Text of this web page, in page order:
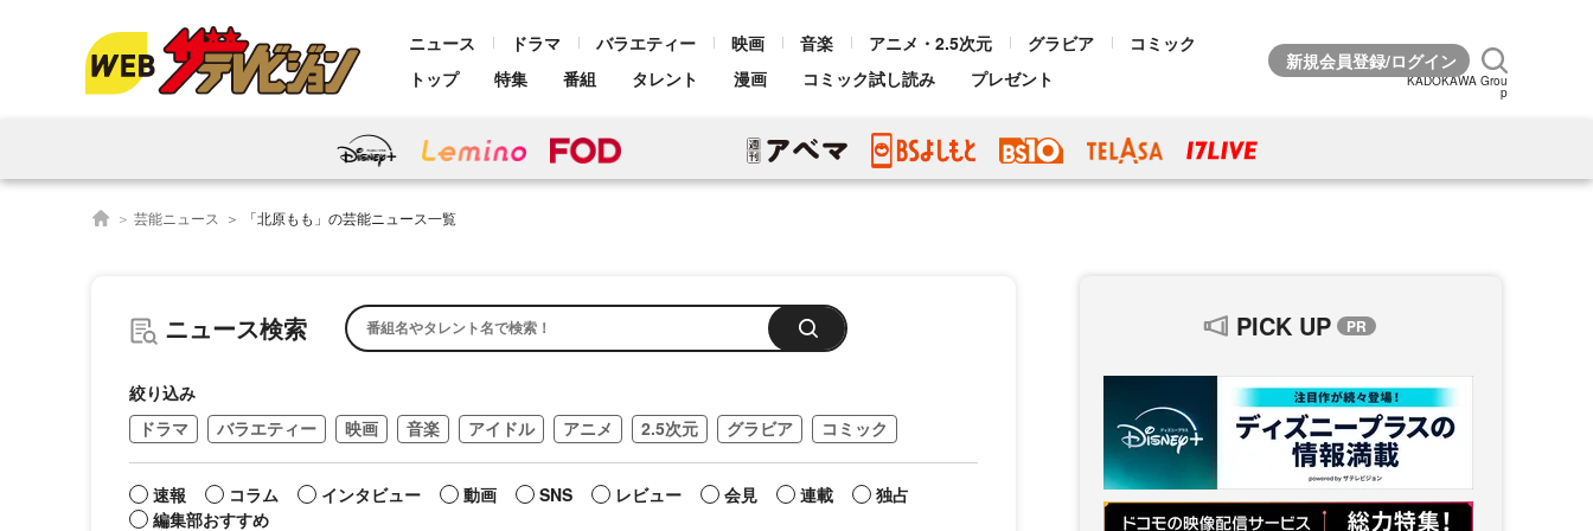
ニュース ドラマ バラエティー 映画 音楽 アニメ・2.5次元 グラビア
コミック
トップ
特集 番組 タレント 漫画 コミック試し読み プレゼント KADOKAWA Grou
p
芸能ニュース 「北原もも」の芸能ニュース一覧
ニュース検索
絞り込み
ドラマ
バラエティー 映画 音楽 アイドル アニメ 2.5次元 グラビア コミック
速報 コラム インタビュー 動画 SNS レビュー 会見 連載
独占
編集部おすすめ
PICK UP